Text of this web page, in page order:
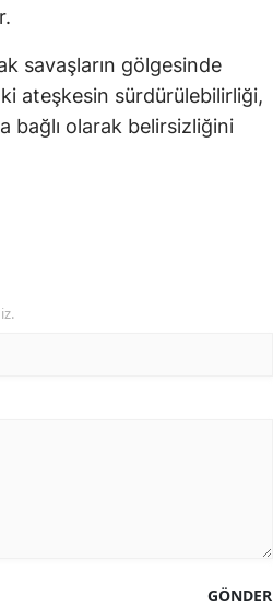
savaşların gölgesinde
ateşkesin sürdürülebilirliği,
bağlı olarak belirsizliğini
GÖNDER